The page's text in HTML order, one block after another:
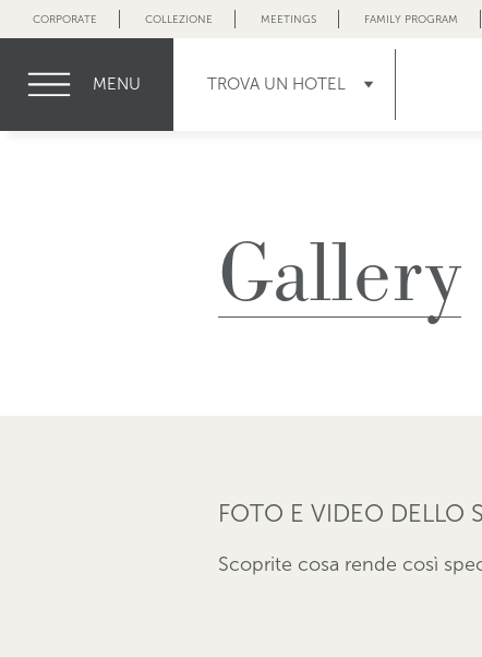
CORPORATE COLLEZIONE MEETINGS FAMILY PROGRAM
MENU TROVA UN HOTEL
Gallery
FOTO E VIDEO DELLO
Scoprite cosa rende così